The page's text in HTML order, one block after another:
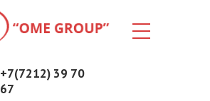
+7(7212) 39 70
67